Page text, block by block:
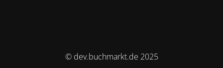
© dev.buchmarkt.de 2025